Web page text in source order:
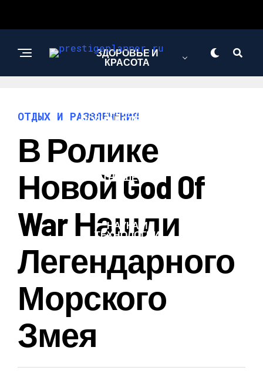
ЗДОРОВЬЕ И
КРАСОТА
ИНТЕРЕСНОЕ И
ПОЗНАВАТЕЛЬНОЕ
ОТНОШЕНИЯ
НАУКА И
ТЕХНОЛОГИИ
НОВОСТИ
ОТДЫХ И РАЗВЛЕЧЕНИЯ
В Ролике
Новой God Of
War Нашли
Легендарного
Морского
Змея